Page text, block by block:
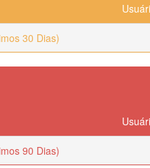
30 Dias)
90 Dias)